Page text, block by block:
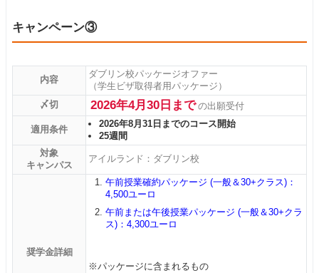
キャンペーン③
内容
ダブリン校パッケージオファー
（学生ビザ取得者用パッケージ）
〆切
2026年4月30日まで の出願受付
適用条件
2026年8月31日までのコース開始
25週間
対象
キャンパス
アイルランド：ダブリン校
奨学金詳細
午前授業確約パッケージ (一般＆30+クラス)：
4,500ユーロ
午前または午後授業パッケージ (一般＆30+クラ
ス)：4,300ユーロ
※パッケージに含まれるもの